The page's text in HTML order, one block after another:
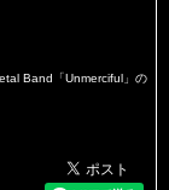
Band「Unmerciful」の